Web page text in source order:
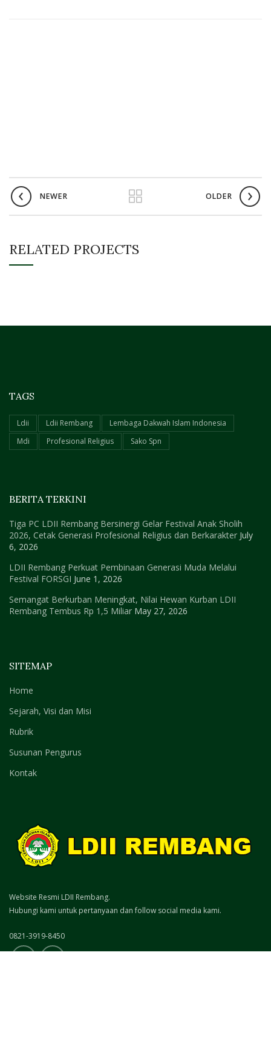
NEWER OLDER
RELATED PROJECTS
Website Resmi LDII Rembang.
Hubungi kami untuk pertanyaan dan follow social media kami.
0821-3919-8450
SITEMAP
Home
Sejarah, Visi dan Misi
Rubrik
Susunan Pengurus
Kontak
BERITA TERKINI
Tiga PC LDII Rembang Bersinergi Gelar Festival Anak Sholih
2026, Cetak Generasi Profesional Religius dan Berkarakter July
6, 2026
LDII Rembang Perkuat Pembinaan Generasi Muda Melalui
Festival FORSGI June 1, 2026
Semangat Berkurban Meningkat, Nilai Hewan Kurban LDII
Rembang Tembus Rp 1,5 Miliar May 27, 2026
TAGS
Ldii Ldii Rembang
Lembaga Dakwah Islam Indonesia
Mdi
Profesional Religius Sako Spn